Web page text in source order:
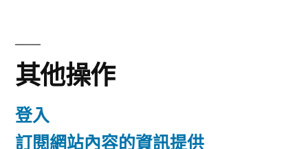
其他操作
登入
訂閱網站內容的資訊提供